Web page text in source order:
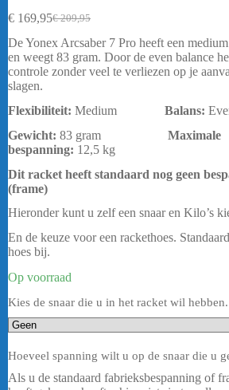
€209,95
Oorspronkelijke
prijs
was:
€ 209,95.
€ 169,95Huidige
prijs
is:
€ 169,95.
De Yonex Arcsaber 7 Pro heeft een
en weegt 83 gram. Door de even balance
controle zonder veel te verliezen op je
slagen.
Flexibiliteit: Medium Balans:
Gewicht: 83 gram Maximale
bespanning: 12,5 kg
Dit racket heeft standaard nog geen
(frame)
Hieronder kunt u zelf een snaar en Kilo’s
En de keuze voor een rackethoes.
hoes bij.
Op voorraad
Kies de snaar die u in het racket wil hebben.
Hoeveel spanning wilt u op de snaar die u
Als u de standaard fabrieksbespanning of